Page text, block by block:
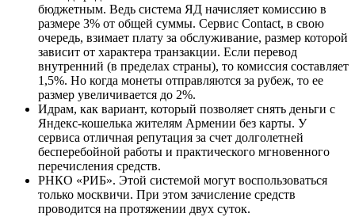
бюджетным. Ведь система ЯД начисляет комиссию в
размере 3% от общей суммы. Сервис Contact, в свою
очередь, взимает плату за обслуживание, размер которой
зависит от характера транзакции. Если перевод
внутренний (в пределах страны), то комиссия составляет
1,5%. Но когда монеты отправляются за рубеж, то ее
размер увеличивается до 2%.
Идрам, как вариант, который позволяет снять деньги с
Яндекс-кошелька жителям Армении без карты. У
сервиса отличная репутация за счет долголетней
бесперебойной работы и практического мгновенного
перечисления средств.
РНКО «РИБ». Этой системой могут воспользоваться
только москвичи. При этом зачисление средств
проводится на протяжении двух суток.